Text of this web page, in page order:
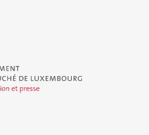
Duché de Luxembourg - Service